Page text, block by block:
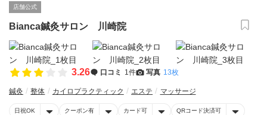
店舗公式
Bianca鍼灸サロン 川崎院
3.26 口コミ 1件 写真 13枚
鍼灸 整体 カイロプラクティック エステ マッサージ
日祝OK クーポン有 カード可 QRコード決済可